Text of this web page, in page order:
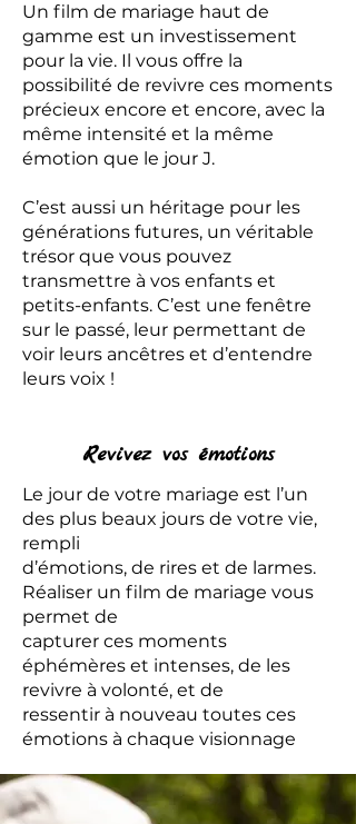
Un film de mariage haut de
gamme est un investissement
pour la vie. Il vous offre la
possibilité de revivre ces moments
précieux encore et encore, avec la
même intensité et la même
émotion que le jour J.
C’est aussi un héritage pour les
générations futures, un véritable
trésor que vous pouvez
transmettre à vos enfants et
petits-enfants. C’est une fenêtre
sur le passé, leur permettant de
voir leurs ancêtres et d’entendre
leurs voix !
Revivez vos émotions
Le jour de votre mariage est l’un
des plus beaux jours de votre vie,
rempli
d’émotions, de rires et de larmes.
Réaliser un film de mariage vous
permet de
capturer ces moments
éphémères et intenses, de les
revivre à volonté, et de
ressentir à nouveau toutes ces
émotions à chaque visionnage